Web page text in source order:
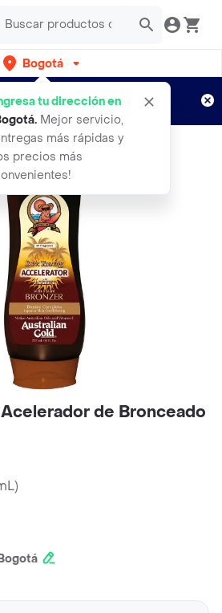
Bogotá
tu dirección en
. Mejor servicio,
más rápidas y
precios más
por semanas
Aplican TyC
de Bronceado
)